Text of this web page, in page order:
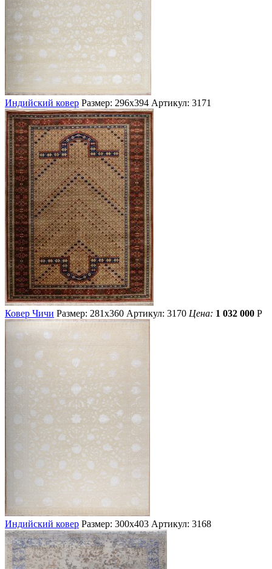
Индийский ковер Размер: 296х394 Артикул: 3171
Ковер Чичи Размер: 281х360 Артикул: 3170 Цена: 1 032 000 Р
Индийский ковер Размер: 300х403 Артикул: 3168